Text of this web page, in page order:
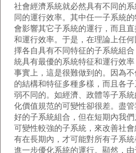
社會經濟系統就必然具有不同的
同的運行效率。其中任一子系統
會影響其它子系統的運行，而且
和運行效率。于是，在理論上任
擇各自具有不同特征的子系統組
統具有最優的系統特征和運行效
事實上，這是很難做到的。因為
的結構和特征多種多樣，而且各
弱不同的。如經濟、政體等子系
化價值規范的可變性卻很差。盡
好的子系統組合，但在短期內我
可變性較強的子系統，來改善社
有在長期內，才可能對所有子系統
進一步優化系統的運行。顯然，